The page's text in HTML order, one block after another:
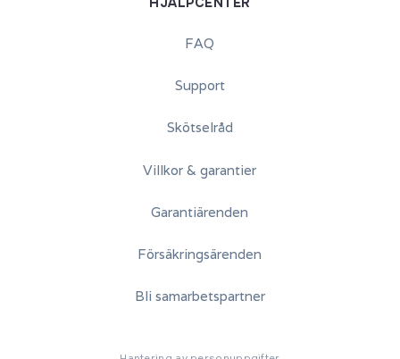
FAQ
Support
Skötselråd
Villkor & garantier
Garantiärenden
Försäkringsärenden
Bli samarbetspartner